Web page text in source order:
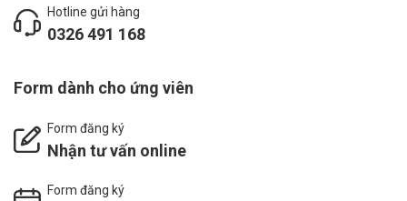
Hotline gửi hàng
0326 491 168
Form dành cho ứng viên
Form đăng ký
Nhận tư vấn online
Form đăng ký